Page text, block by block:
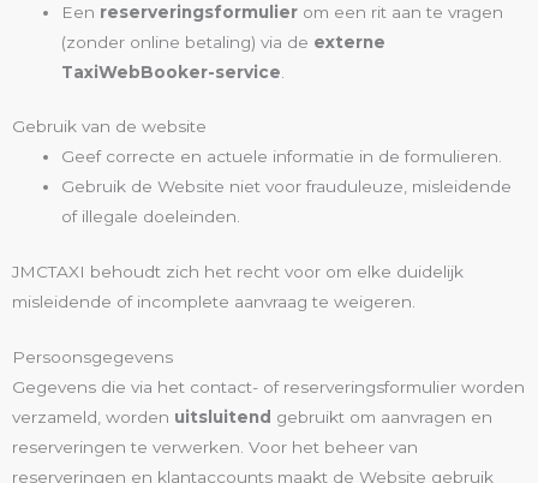
Een reserveringsformulier om een rit aan te vragen
(zonder online betaling) via de externe
TaxiWebBooker-service
Gebruik van de website
Geef correcte en actuele informatie in de formulieren.
Gebruik de Website niet voor frauduleuze, misleidende
of illegale doeleinden.
JMCTAXI behoudt zich het recht voor om elke duidelijk
misleidende of incomplete aanvraag te weigeren.
Persoonsgegevens
Gegevens die via het contact- of reserveringsformulier worden
verzameld, worden uitsluitend gebruikt om aanvragen en
reserveringen te verwerken. Voor het beheer van
reserveringen en klantaccounts maakt de Website gebruik